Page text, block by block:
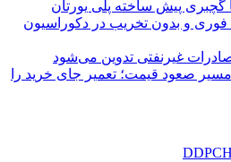
گچبری پیش ساخته پلی یورتان
و بدون تخریب در دکوراسیون
غیرنفتی تدوین می‌شود
صعود قیمت؛ تعمیر جای خرید را